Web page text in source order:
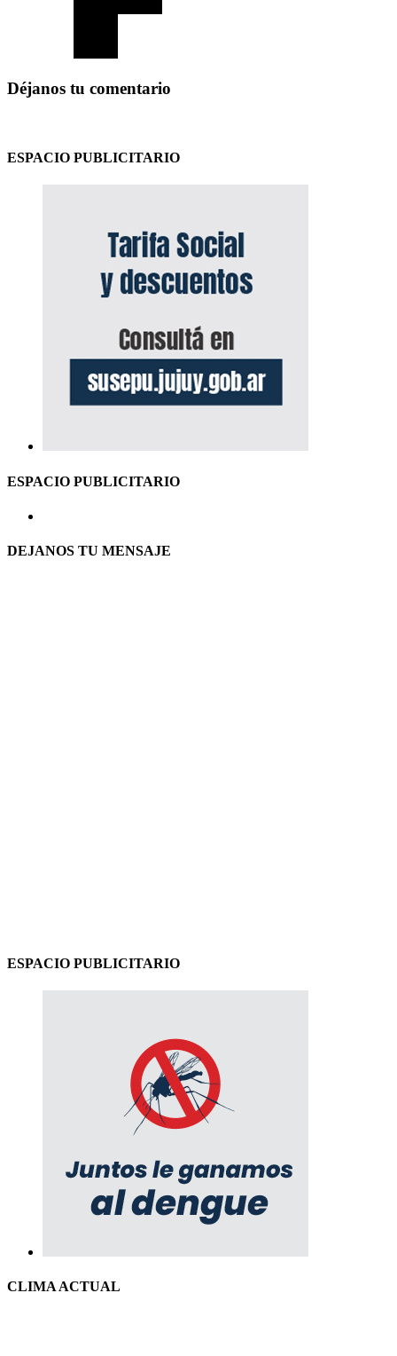
Déjanos tu comentario
ESPACIO PUBLICITARIO
ESPACIO PUBLICITARIO
DEJANOS TU MENSAJE
ESPACIO PUBLICITARIO
CLIMA ACTUAL